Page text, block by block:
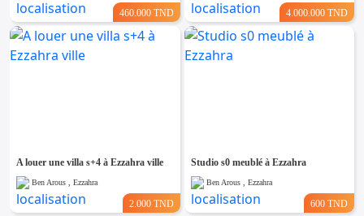
460.000 TND 4.000.000 TND
A louer une villa s+4 à Ezzahra ville
Ben Arous , Ezzahra
2.000 TND
Studio s0 meublé à Ezzahra
Ben Arous , Ezzahra
600 TND